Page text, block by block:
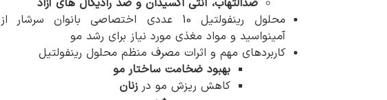
ضدالتهاب، آنتی اکسیدان و ضد رادیکال های آزاد
محلول رینفولتیل 10 عددی اختصاصی بانوان سرشار از
آمینواسید و مواد مغذی مورد نیاز برای رشد مو
کاربردهای مهم و اثرات مصرف منظم محلول رینفولتیل
بهبود ضخامت ساختار مو
کاهش ریزش مو درزنان